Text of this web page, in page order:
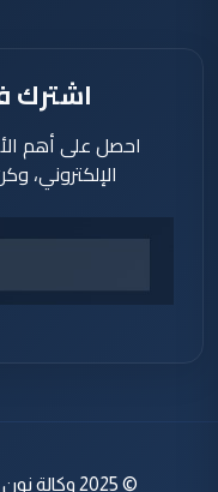
اشترك
احصل على أهم
الإلكتروني،
© 2025 وكالة نون الخبرية. جميع الحقوق محفوظة.